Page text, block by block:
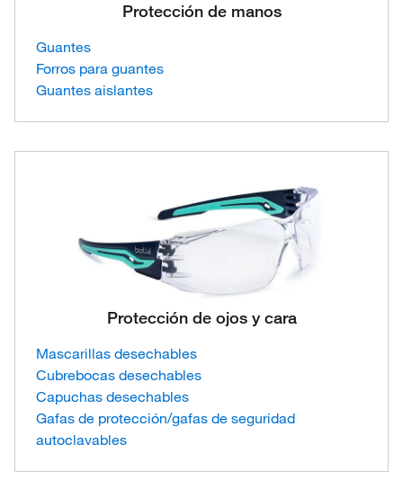
Protección de manos
Guantes
Forros para guantes
Guantes aislantes
Protección de ojos y cara
Mascarillas desechables
Cubrebocas desechables
Capuchas desechables
Gafas de protección/gafas de seguridad
autoclavables